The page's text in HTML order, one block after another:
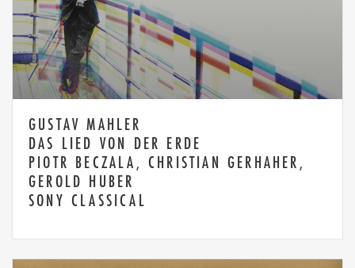
GUSTAV MAHLER
DAS LIED VON DER ERDE
PIOTR BECZALA, CHRISTIAN GERHAHER,
GEROLD HUBER
SONY CLASSICAL